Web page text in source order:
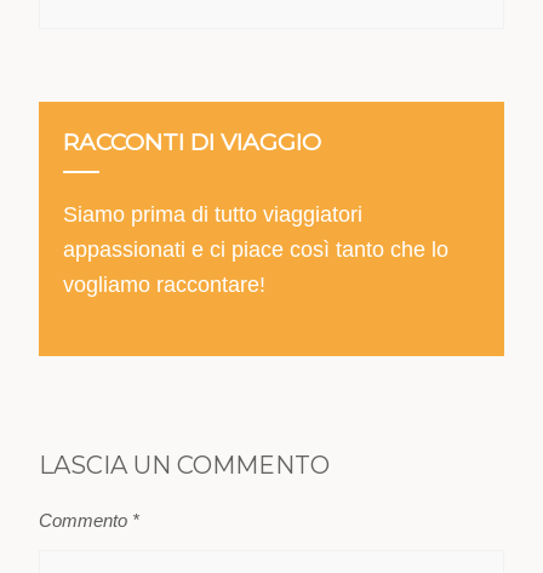
RACCONTI DI VIAGGIO
Siamo prima di tutto viaggiatori
appassionati e ci piace così tanto che lo
vogliamo raccontare!
LASCIA UN COMMENTO
Commento *